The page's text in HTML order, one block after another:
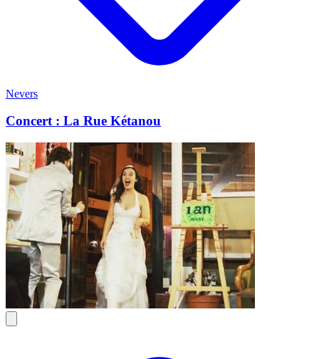
Nevers
Concert : La Rue Kétanou